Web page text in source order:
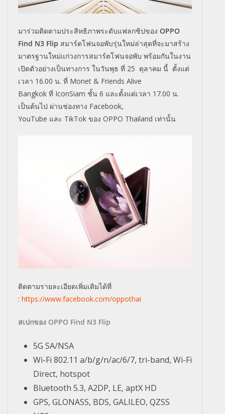
มาร่วมติดตามประสิทธิภาพระดับแฟลกชิปของ OPPO
Find N3 Flip สมาร์ตโฟนจอพับรุ่นใหม่ล่าสุดที่จะมาสร้าง
มาตรฐานใหม่แก่วงการสมาร์ตโฟนจอพับ พร้อมกันในงาน
เปิดตัวอย่างเป็นทางการ ในวันพุธ ที่ 25 ตุลาคม นี้ ตั้งแต่
เวลา 16.00 น. ที่ Monet & Friends Alive
Bangkok ที่ IconSiam ชั้น 6 และตั้งแต่เวลา 17.00 น.
เป็นต้นไป ผ่านช่องทาง Facebook,
YouTube และ TikTok ของ OPPO Thailand เท่านั้น
ติดตามรายละเอียดเพิ่มเติมได้ที่
: https://www.facebook.com/oppothai
สเปกของ OPPO Find N3 Flip
5G SA/NSA
Wi-Fi 802.11 a/b/g/n/ac/6/7, tri-band, Wi-Fi
Direct, hotspot
Bluetooth 5.3, A2DP, LE, aptX HD
GPS, GLONASS, BDS, GALILEO, QZSS